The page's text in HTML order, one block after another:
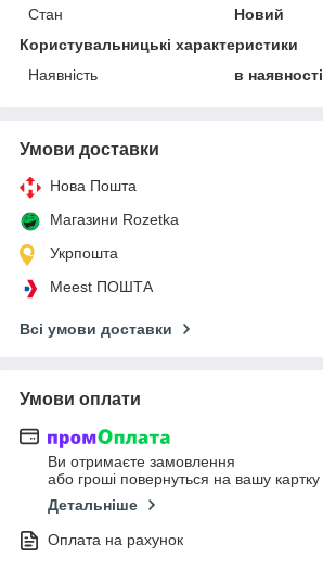
Стан
Новий
Користувальницькі характеристики
Наявність
в наявності
Умови доставки
Нова Пошта
Магазини Rozetka
Укрпошта
Meest ПОШТА
Всі умови доставки
Умови оплати
Ви отримаєте замовлення
або гроші повернуться на вашу картку
Детальніше
Оплата на рахунок